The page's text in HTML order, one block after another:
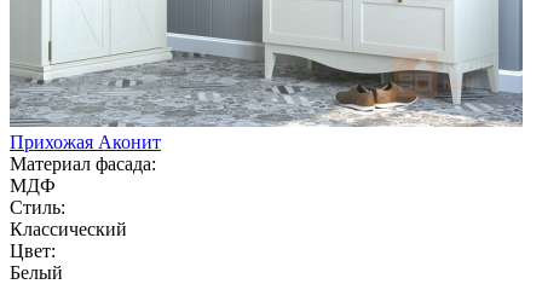
Прихожая Аконит
Материал фасада:
МДФ
Стиль:
Классический
Цвет:
Белый